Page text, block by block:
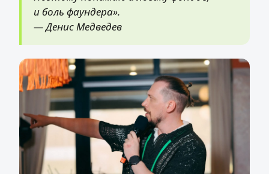
и боль фаундера».
— Денис Медведев